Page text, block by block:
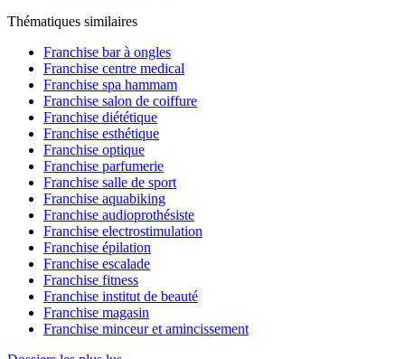
Thématiques similaires
Franchise bar à ongles
Franchise centre medical
Franchise spa hammam
Franchise salon de coiffure
Franchise diététique
Franchise esthétique
Franchise optique
Franchise parfumerie
Franchise salle de sport
Franchise aquabiking
Franchise audioprothésiste
Franchise electrostimulation
Franchise épilation
Franchise escalade
Franchise fitness
Franchise institut de beauté
Franchise magasin
Franchise minceur et amincissement